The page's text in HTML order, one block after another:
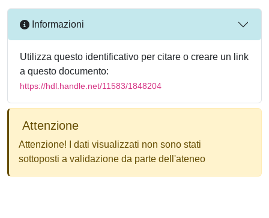
Informazioni
Utilizza questo identificativo per citare o creare un link
a questo documento:
https://hdl.handle.net/11583/1848204
Attenzione
Attenzione! I dati visualizzati non sono stati
sottoposti a validazione da parte dell'ateneo